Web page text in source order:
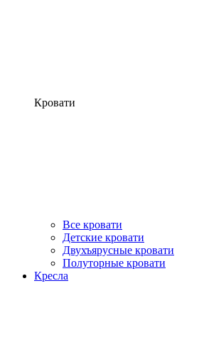
Кровати
Все кровати
Детские кровати
Двухъярусные кровати
Полуторные кровати
Кресла